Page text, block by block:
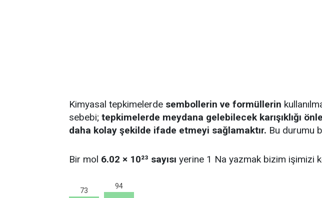
Kimyasal tepkimelerde sembollerin ve formüllerin
sebebi; tepkimelerde meydana gelebilecek karışıklığı
daha kolay şekilde ifade etmeyi sağlamaktır. Bu durumu
Bir mol 6.02 × 10²³ sayısı yerine 1 Na yazmak bizim işimizi
73
94